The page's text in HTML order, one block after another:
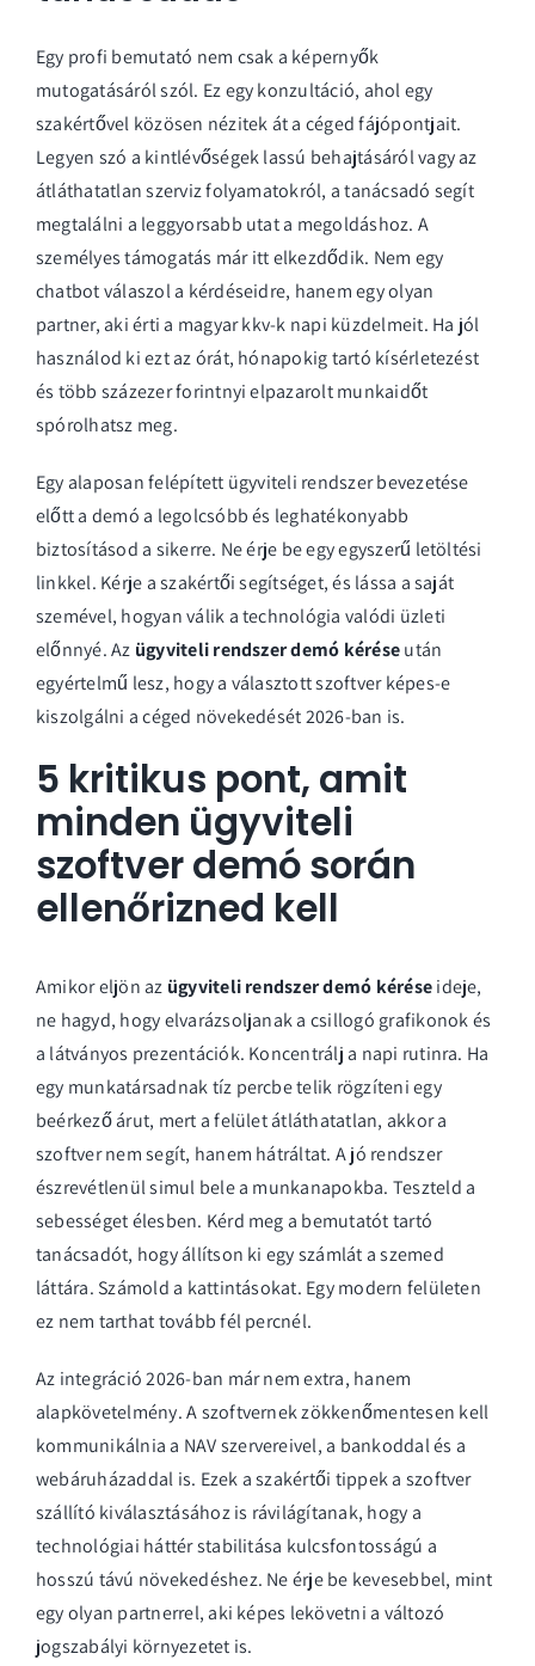
Egy profi bemutató nem csak a képernyők
mutogatásáról szól. Ez egy konzultáció, ahol egy
szakértővel közösen nézitek át a céged fájópontjait.
Legyen szó a kintlévőségek lassú behajtásáról vagy az
átláthatatlan szerviz folyamatokról, a tanácsadó segít
megtalálni a leggyorsabb utat a megoldáshoz. A
személyes támogatás már itt elkezdődik. Nem egy
chatbot válaszol a kérdéseidre, hanem egy olyan
partner, aki érti a magyar kkv-k napi küzdelmeit. Ha jól
használod ki ezt az órát, hónapokig tartó kísérletezést
és több százezer forintnyi elpazarolt munkaidőt
spórolhatsz meg.
Egy alaposan felépített ügyviteli rendszerbevezetése
előtt a demó a legolcsóbb és leghatékonyabb
biztosításod a sikerre. Ne érje be egy egyszerű letöltési
linkkel. Kérje a szakértői segítséget, és lássa a saját
szemével, hogyan válik a technológia valódi üzleti
előnnyé. Az ügyviteli rendszer demó kéréseután
egyértelmű lesz, hogy a választott szoftver képes-e
kiszolgálni a céged növekedését 2026-ban is.
5 kritikus pont, amit
minden ügyviteli
szoftver demó során
ellenőrizned kell
Amikor eljön az ügyviteli rendszer demó kéréseideje,
ne hagyd, hogy elvarázsoljanak a csillogó grafikonok és
a látványos prezentációk. Koncentrálj a napi rutinra. Ha
egy munkatársadnak tíz percbe telik rögzíteni egy
beérkező árut, mert a felület átláthatatlan, akkor a
szoftver nem segít, hanem hátráltat. A jó rendszer
észrevétlenül simul bele a munkanapokba. Teszteld a
sebességet élesben. Kérd meg a bemutatót tartó
tanácsadót, hogy állítson ki egy számlát a szemed
láttára. Számold a kattintásokat. Egy modern felületen
ez nem tarthat tovább fél percnél.
Az integráció 2026-ban már nem extra, hanem
alapkövetelmény. A szoftvernek zökkenőmentesen kell
kommunikálnia a NAV szervereivel, a bankoddal és a
webáruházaddal is. Ezek aszakértői tippek a szoftver
szállító kiválasztásáhozis rávilágítanak, hogy a
technológiai háttér stabilitása kulcsfontosságú a
hosszú távú növekedéshez. Ne érje be kevesebbel, mint
egy olyan partnerrel, aki képes lekövetni a változó
jogszabályi környezetet is.